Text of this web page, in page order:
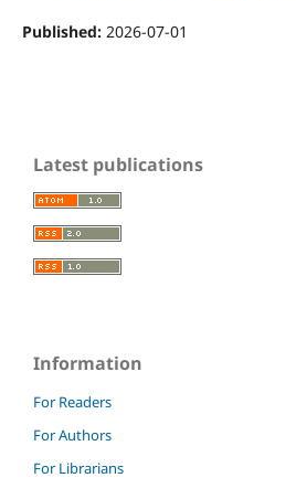
Published: 2026-07-01
Latest publications
Information
For Readers
For Authors
For Librarians